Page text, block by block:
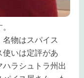
物はスパイス
使いは定評があ
ハラシュトラ州出